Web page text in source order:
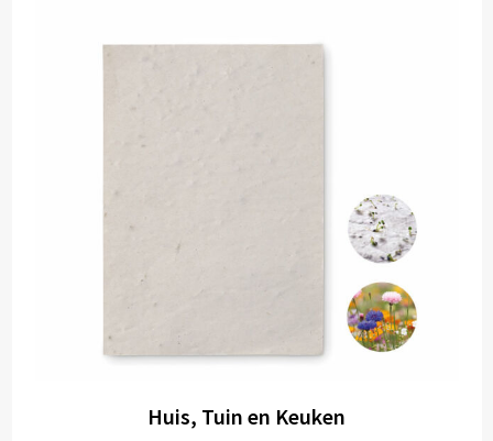
Huis, Tuin en Keuken